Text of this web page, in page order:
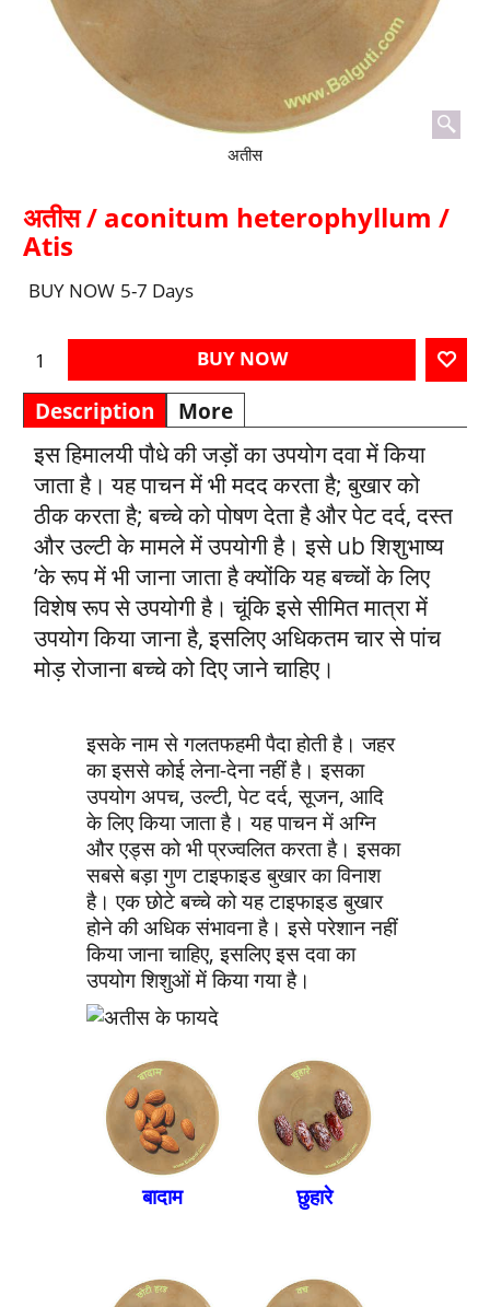
अतीस
अतीस / aconitum heterophyllum /
Atis
BUY NOW 5-7 Days
BUY NOW
Description More
इस हिमालयी पौधे की जड़ों का उपयोग दवा में किया
जाता है। यह पाचन में भी मदद करता है; बुखार को
ठीक करता है; बच्चे को पोषण देता है और पेट दर्द, दस्त
और उल्टी के मामले में उपयोगी है। इसे ub शिशुभाष्य
’के रूप में भी जाना जाता है क्योंकि यह बच्चों के लिए
विशेष रूप से उपयोगी है। चूंकि इसे सीमित मात्रा में
उपयोग किया जाना है, इसलिए अधिकतम चार से पांच
मोड़ रोजाना बच्चे को दिए जाने चाहिए।
इसके नाम से गलतफहमी पैदा होती है। जहर
का इससे कोई लेना-देना नहीं है। इसका
उपयोग अपच, उल्टी, पेट दर्द, सूजन, आदि
के लिए किया जाता है। यह पाचन में अग्नि
और एड्स को भी प्रज्वलित करता है। इसका
सबसे बड़ा गुण टाइफाइड बुखार का विनाश
है। एक छोटे बच्चे को यह टाइफाइड बुखार
होने की अधिक संभावना है। इसे परेशान नहीं
किया जाना चाहिए, इसलिए इस दवा का
उपयोग शिशुओं में किया गया है।
बादाम छुहारे